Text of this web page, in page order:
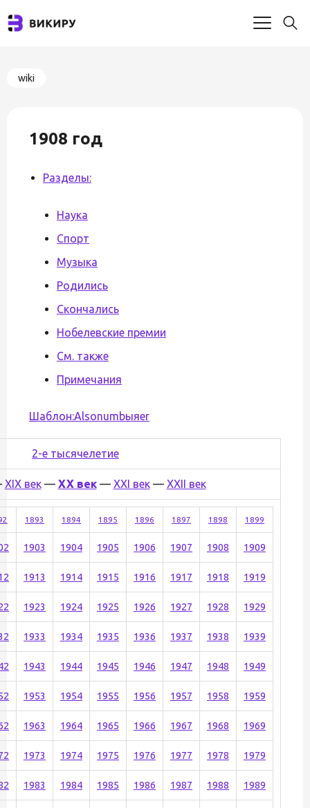
wiki
1908 год
Разделы:
Наука
Спорт
Музыка
Родились
Скончались
Нобелевские премии
См. также
Примечания
Шаблон:Alsonumbыяer
2-е тысячелетие
XIX век— XX век— XXI век— XXII век
1893 1894 1895 1896 1897 1898 1899
1903 1904 1905 1906 1907 1908 1909
1913 1914 1915 1916 1917 1918 1919
1923 1924 1925 1926 1927 1928 1929
1933 1934 1935 1936 1937 1938 1939
1943 1944 1945 1946 1947 1948 1949
1953 1954 1955 1956 1957 1958 1959
1963 1964 1965 1966 1967 1968 1969
1973 1974 1975 1976 1977 1978 1979
1983 1984 1985 1986 1987 1988 1989